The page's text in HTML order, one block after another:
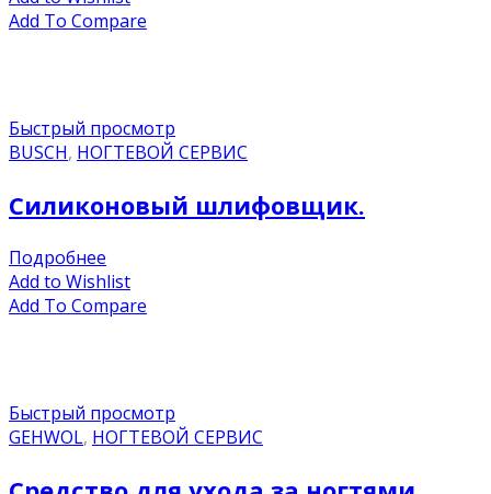
Add To Compare
Быстрый просмотр
BUSCH, НОГТЕВОЙ СЕРВИС
Силиконовый шлифовщик.
Подробнее
Add to Wishlist
Add To Compare
Быстрый просмотр
GEHWOL, НОГТЕВОЙ СЕРВИС